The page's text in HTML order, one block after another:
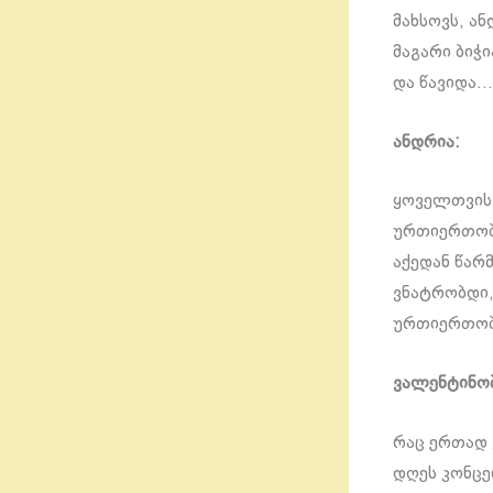
მახსოვს,
მაგარი
და წავიდა…
ანდრია:
ყოველთვის
აქედან
რაც ერთად
დღეს